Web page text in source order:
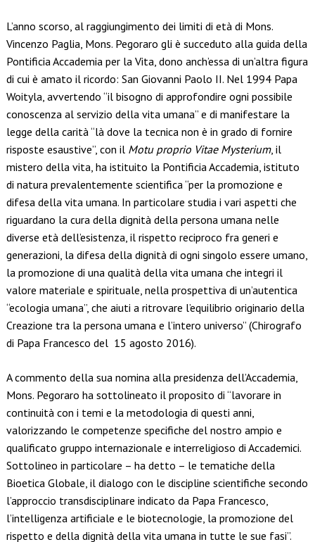
L’anno scorso, al raggiungimento dei limiti di età di Mons.
Vincenzo Paglia, Mons. Pegoraro gli è succeduto alla guida della
Pontificia Accademia per la Vita, dono anch’essa di un’altra figura
di cui è amato il ricordo: San Giovanni Paolo II. Nel 1994 Papa
Woityla, avvertendo “il bisogno di approfondire ogni possibile
conoscenza al servizio della vita umana” e di manifestare la
legge della carità “là dove la tecnica non è in grado di fornire
risposte esaustive”, con il Motu proprio Vitae Mysterium, il
mistero della vita, ha istituito la Pontificia Accademia, istituto
di natura prevalentemente scientifica “per la promozione e
difesa della vita umana. In particolare studia i vari aspetti che
riguardano la cura della dignità della persona umana nelle
diverse età dell’esistenza, il rispetto reciproco fra generi e
generazioni, la difesa della dignità di ogni singolo essere umano,
la promozione di una qualità della vita umana che integri il
valore materiale e spirituale, nella prospettiva di un’autentica
“ecologia umana”, che aiuti a ritrovare l’equilibrio originario della
Creazione tra la persona umana e l’intero universo” (Chirografo
di Papa Francesco del 15 agosto 2016).
A commento della sua nomina alla presidenza dell’Accademia,
Mons. Pegoraro ha sottolineato il proposito di “lavorare in
continuità con i temi e la metodologia di questi anni,
valorizzando le competenze specifiche del nostro ampio e
qualificato gruppo internazionale e interreligioso di Accademici.
Sottolineo in particolare – ha detto – le tematiche della
Bioetica Globale, il dialogo con le discipline scientifiche secondo
l’approccio transdisciplinare indicato da Papa Francesco,
l’intelligenza artificiale e le biotecnologie, la promozione del
rispetto e della dignità della vita umana in tutte le sue fasi”.